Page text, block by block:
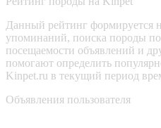
Данный рейтинг формируется
упоминаний, поиска породы
посещаемости объявлений и
помогают определить
Kinpet.ru в текущий период
Объявления пользователя